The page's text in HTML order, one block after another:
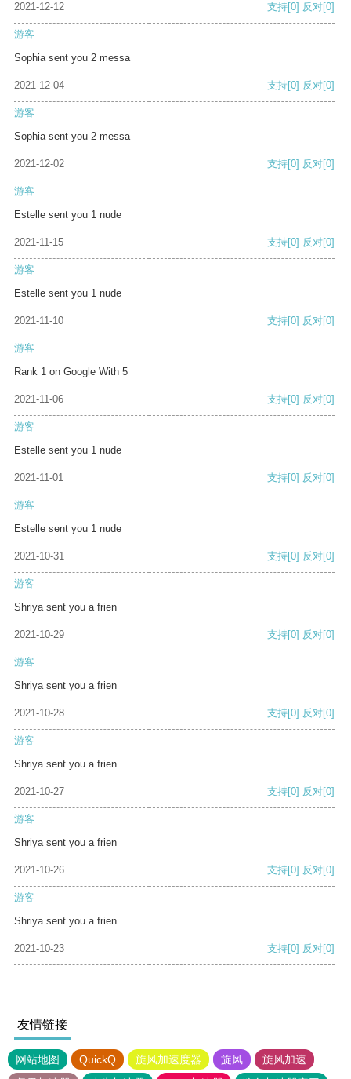
2021-12-12 支持[0] 反对[0]
游客
Sophia sent you 2 messa
2021-12-04 支持[0] 反对[0]
游客
Sophia sent you 2 messa
2021-12-02 支持[0] 反对[0]
游客
Estelle sent you 1 nude
2021-11-15 支持[0] 反对[0]
游客
Estelle sent you 1 nude
2021-11-10 支持[0] 反对[0]
游客
Rank 1 on Google With 5
2021-11-06 支持[0] 反对[0]
游客
Estelle sent you 1 nude
2021-11-01 支持[0] 反对[0]
游客
Estelle sent you 1 nude
2021-10-31 支持[0] 反对[0]
游客
Shriya sent you a frien
2021-10-29 支持[0] 反对[0]
游客
Shriya sent you a frien
2021-10-28 支持[0] 反对[0]
游客
Shriya sent you a frien
2021-10-27 支持[0] 反对[0]
游客
Shriya sent you a frien
2021-10-26 支持[0] 反对[0]
游客
Shriya sent you a frien
2021-10-23 支持[0] 反对[0]
友情链接
网站地图 QuickQ 旋风加速度器 旋风
旋风加速